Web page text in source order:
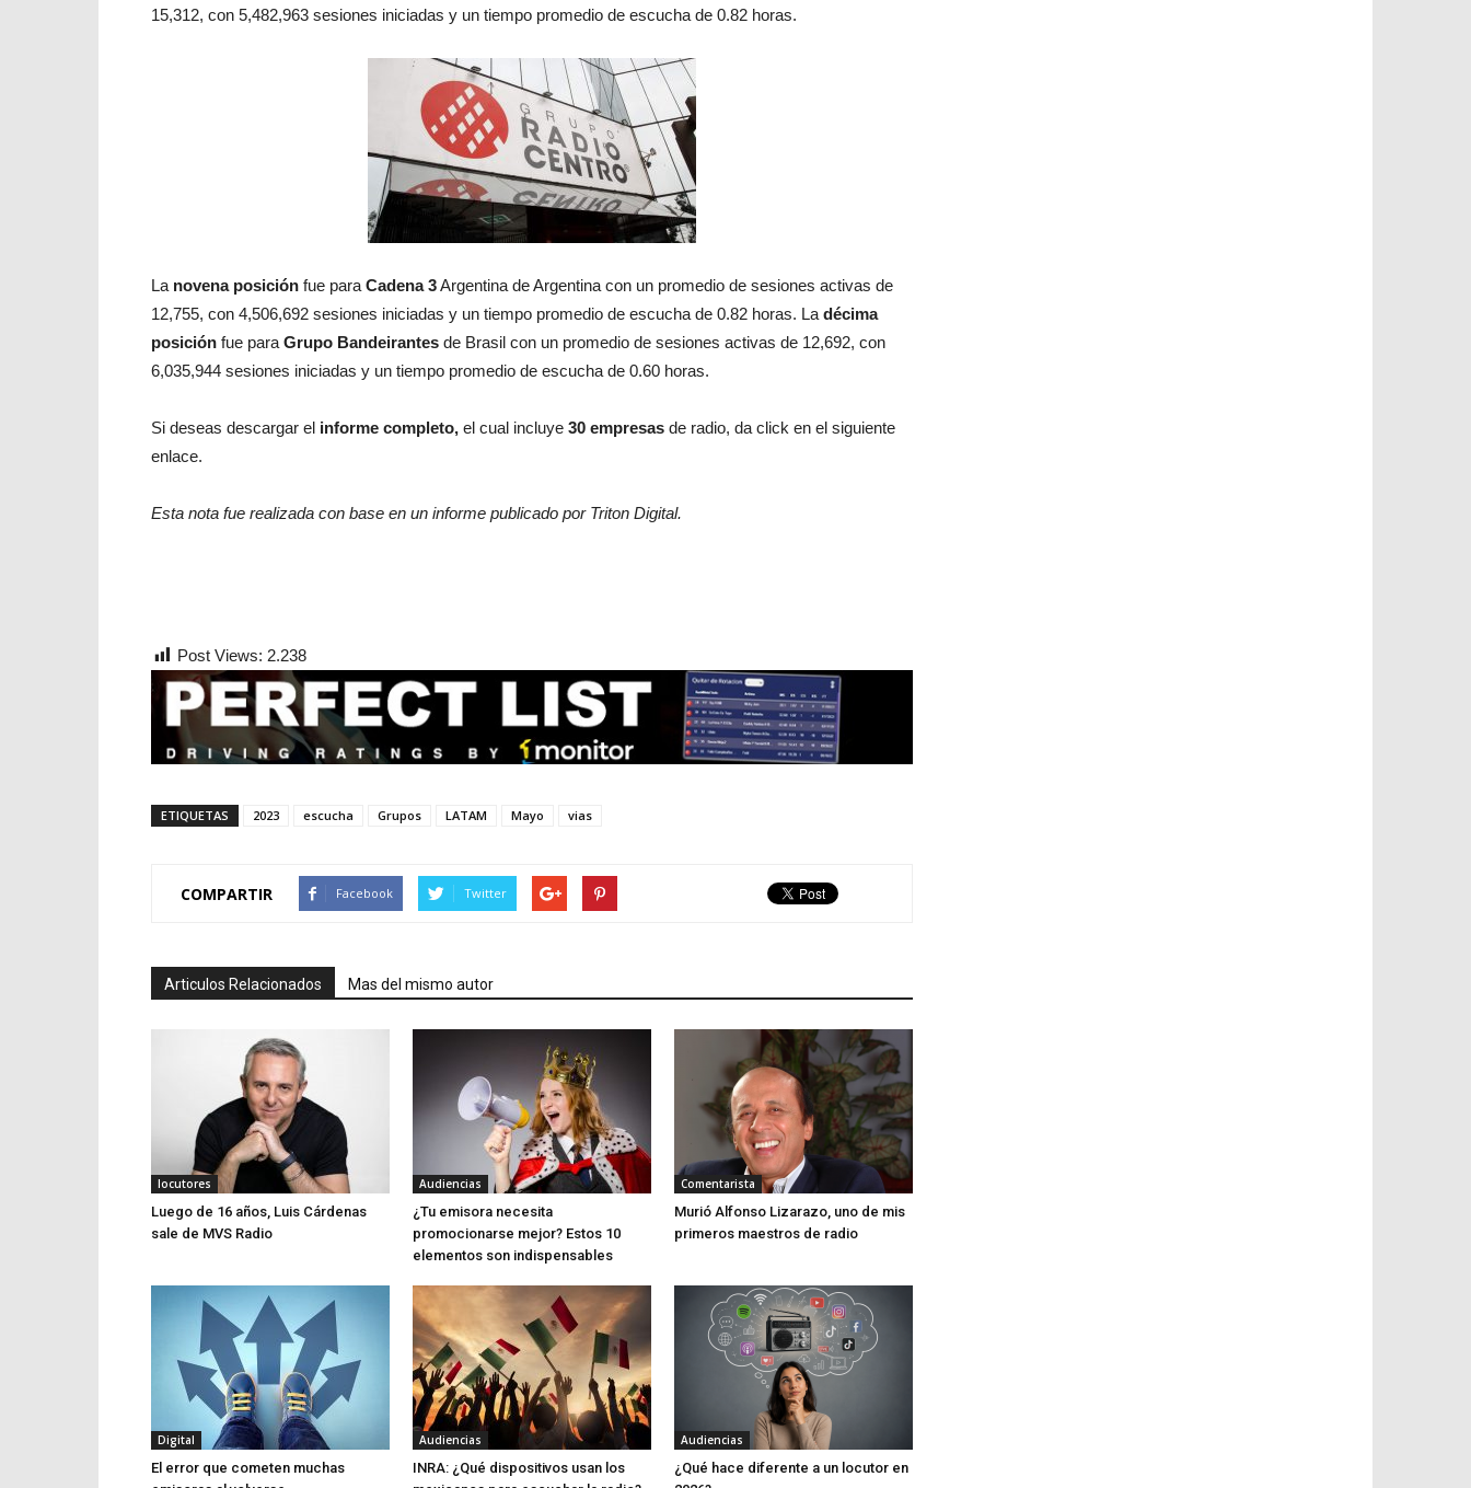
15,312, con 5,482,963 sesiones iniciadas y un tiempo promedio de escucha de 0.82 horas.
La novena posición fue para Cadena 3Argentina de Argentina con un promedio de sesiones activas de
12,755, con 4,506,692 sesiones iniciadas y un tiempo promedio de escucha de 0.82 horas. La décima
posición fue para Grupo Bandeirantes de Brasil con un promedio de sesiones activas de 12,692, con
6,035,944 sesiones iniciadas y un tiempo promedio de escucha de 0.60 horas.
Si deseas descargar el informe completo, el cual incluye 30 empresas de radio, da click en el siguiente
enlace.
Esta nota fue realizada con base en un informe publicado por Triton Digital.
Post Views: 2.238
ETIQUETAS 2023 escucha Grupos LATAM Mayo vias
COMPARTIR Facebook Twitter
Articulos Relacionados Mas del mismo autor
locutores
Luego de 16 años, Luis Cárdenas
sale de MVS Radio
Audiencias
¿Tu emisora necesita
promocionarse mejor? Estos 10
elementos son indispensables
Comentarista
Murió Alfonso Lizarazo, uno de mis
primeros maestros de radio
Digital
El error que cometen muchas
Audiencias
INRA: ¿Qué dispositivos usan los
Audiencias
¿Qué hace diferente a un locutor en